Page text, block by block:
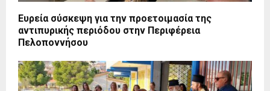
Ευρεία σύσκεψη για την προετοιμασία της
αντιπυρικής περιόδου στην Περιφέρεια
Πελοποννήσου